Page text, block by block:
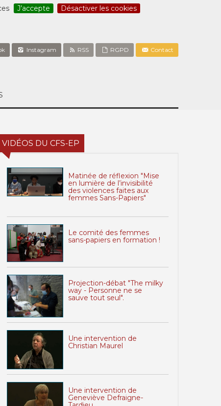
J’accepte Désactiver les cookies
Instagram RSS RGPD Contact
VIDÉOS DU CFS-EP
Matinée de réflexion "Mise
en lumière de l’invisibilité
des violences faites aux
femmes Sans-Papiers"
Le comité des femmes
sans-papiers en formation !
Projection-débat "The milky
way - Personne ne se
sauve tout seul".
Une intervention de
Christian Maurel
Une intervention de
Geneviève Defraigne-